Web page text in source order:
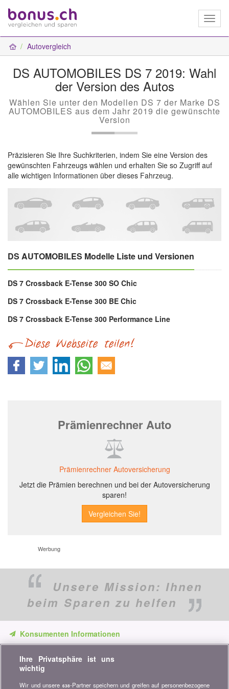
Autovergleich
DS AUTOMOBILES DS 7 2019: Wahl
der Version des Autos
Wählen Sie unter den Modellen DS 7 der Marke DS
AUTOMOBILES aus dem Jahr 2019 die gewünschte
Version
Präzisieren Sie Ihre Suchkriterien, indem Sie eine Version des
gewünschten Fahrzeugs wählen und erhalten Sie so Zugriff auf
alle wichtigen Informationen über dieses Fahrzeug.
DS AUTOMOBILES Modelle Liste und Versionen
DS 7 Crossback E-Tense 300 SO Chic
DS 7 Crossback E-Tense 300 BE Chic
DS 7 Crossback E-Tense 300 Performance Line
Prämienrechner Auto
Prämienrechner Autoversicherung
Jetzt die Prämien berechnen und bei der Autoversicherung
sparen!
Werbung
Unsere Mission: Ihnen
beim Sparen zu helfen
Konsumenten Informationen
unsere Vergleiche, Ratschläge und Tipps in den Bereichen
Versicherung, Finanzen, Konsumgüter und vieles mehr...
Ihre Privatsphäre ist uns
wichtig
Wir und unsere 638-Partner speichern und greifen auf personenbezogene